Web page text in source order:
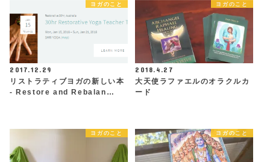
ヨガのこと
2017.12.29
リストラティブヨガの新しい本
- Restore and Rebalan…
ヨガのこと
2018.4.27
大天使ラファエルのオラクルカ
ード
ヨガのこと ヨガのこと